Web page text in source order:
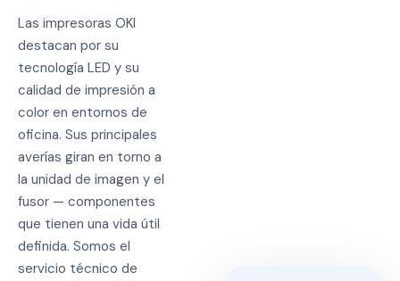
Las impresoras OKI
destacan por su
tecnología LED y su
calidad de impresión a
color en entornos de
oficina. Sus principales
averías giran en torno a
la unidad de imagen y el
fusor — componentes
que tienen una vida útil
definida. Somos el
servicio técnico de